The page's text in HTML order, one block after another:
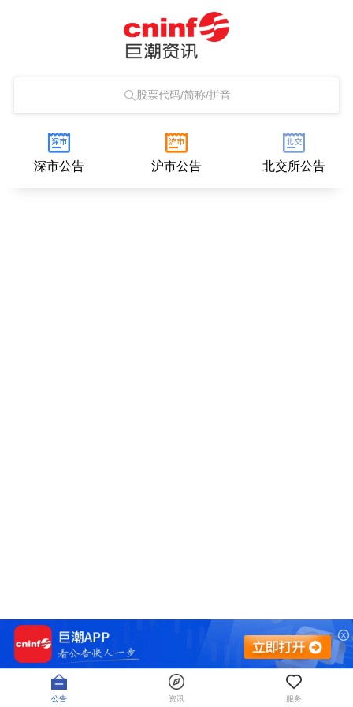
股票代码/简称/拼音
深市公告 沪市公告 北交所公告
公告 资讯 服务